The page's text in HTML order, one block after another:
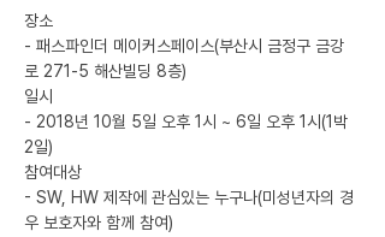
장소
- 패스파인더 메이커스페이스(부산시 금정구 금강
로 271-5 해산빌딩 8층)
일시
- 2018년 10월 5일 오후 1시 ~ 6일 오후 1시(1박
2일)
참여대상
- SW, HW 제작에 관심있는 누구나(미성년자의 경
우 보호자와 함께 참여)